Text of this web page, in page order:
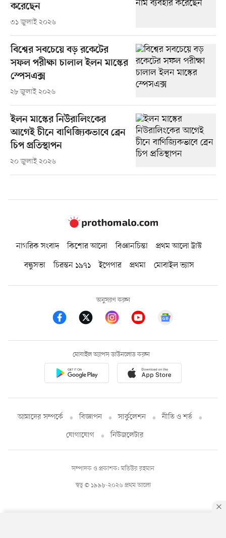
করেছেন
৩১ জুলাই ২০২৬
বিশ্বের সবচেয়ে বড় রকেটের
সফল পরীক্ষা চালাল ইলন মাস্কের
স্পেসএক্স
২৮ জুলাই ২০২৬
ইলন মাস্কের নিউরালিংকের
আগেই চীনে বাণিজ্যিকভাবে ব্রেন
চিপ প্রতিস্থাপন
২০ জুলাই ২০২৬
নাগরিক সংবাদ কিশোর আলো বিজ্ঞানচিন্তা
প্রথম আলো ট্রাস্ট
বন্ধুসভা
চিরন্তন ১৯৭১ ইপেপার প্রথমা মোবাইল ভ্যাস
অনুসরণ করুন
মোবাইল অ্যাপস ডাউনলোড করুন
আমাদের সম্পর্কে বিজ্ঞাপন সার্কুলেশন
নীতি ও শর্ত
যোগাযোগ
নিউজলেটার
স্বত্ব © ১৯৯৮-২০২৬ প্রথম আলো
সম্পাদক ও প্রকাশক: মতিউর রহমান